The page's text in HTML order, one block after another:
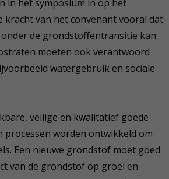
in het symposium in op het
van het convenant vooral dat
de grondstoffentransitie kan
moeten ook verantwoord
watergebruik en sociale
veilige en kwalitatief goede
processen worden ontwikkeld om
Een nieuwe grondstof moet goed
van de grondstof op groei en